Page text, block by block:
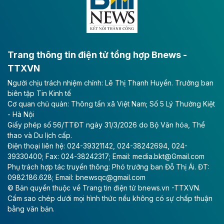
Long Thành
Tổng công ty Cảng hàng không Việt Nam - CTCP
(ACV) vừa lập kỷ lục mới về lợi nhuận trong quý
II/2026.
Theo baodautu.vn
Vinaconex lập đỉnh doanh thu
Tổng CTCP Xuất nhập khẩu và Xây dựng Việt Nam
(Vinaconex) đã khép lại nửa đầu năm với doanh thu
thuần gần 7.268 tỷ đồng, tăng 4% so với cùng kỳ và
cũng là mức cao nhất lịch sử hoạt động của doanh
nghiệp.
Trang thông tin điện tử tổng hợp Bnews -
TTXVN
Người chịu trách nhiệm chính: Lê Thị Thanh Huyền. Trưởng ban
biên tập Tin Kinh tế
Cơ quan chủ quản: Thông tấn xã Việt Nam; Số 5 Lý Thường Kiệt
- Hà Nội
Giấy phép số 56/TTĐT ngày 31/3/2026 do Bộ Văn hóa, Thể
thao và Du lịch cấp.
Điện thoại liên hệ: 024-39321142, 024-38242694, 024-
39330400; Fax: 024-38242317; Email: media.bkt@Gmail.com
Phụ trách hợp tác truyền thông: Phó trưởng ban Đỗ Thị Ái. ĐT:
0982.186.628; Email: bnewsqc@gmail.com
© Bản quyền thuộc về Trang tin điện tử bnews.vn -TTXVN.
Cấm sao chép dưới mọi hình thức nếu không có sự chấp thuận
bằng văn bản.